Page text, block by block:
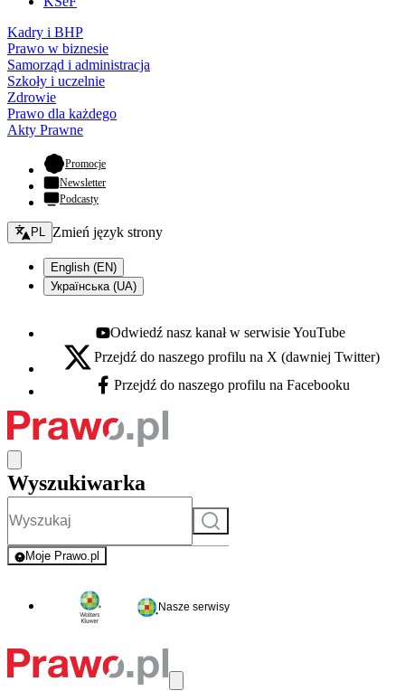
Kadry i BHP
Prawo w biznesie
Samorząd i administracja
Szkoły i uczelnie
Zdrowie
Prawo dla każdego
Akty Prawne
Promocje- otwiera się w nowej karcie
Newsletter
Podcasty
Zmień język - bieżący:
PL Zmień język strony
English (EN)
Українська (UA)
Youtube - otwiera się w nowej karcie
Odwiedź nasz kanał w serwisie YouTube
X - otwiera się w nowej karcie
Przejdź do naszego profilu na X (dawniej Twitter)
Facebook - otwiera się w nowej karcie
Przejdź do naszego profilu na Facebooku
Wyszukiwarka
Szukaj
Moje Prawo.pl
- rejestracja i logowanie do serwisu
Nasze serwisy